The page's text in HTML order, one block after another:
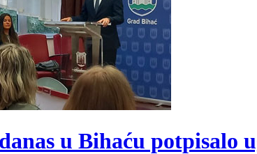
u Bihaću potpisalo